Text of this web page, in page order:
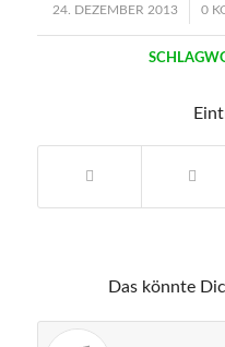
24. DEZEMBER 2013
/ 0
Das könnte